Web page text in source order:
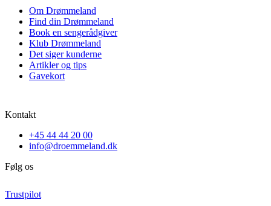
Om Drømmeland
Find din Drømmeland
Book en sengerådgiver
Klub Drømmeland
Det siger kunderne
Artikler og tips
Gavekort
Kontakt
+45 44 44 20 00
info@droemmeland.dk
Følg os
Trustpilot